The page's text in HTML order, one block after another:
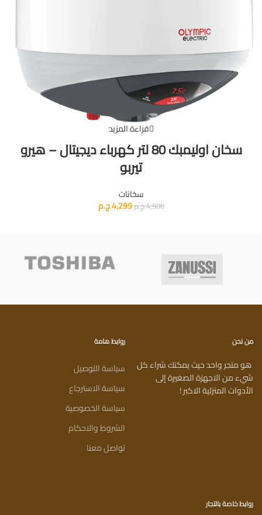
قراءة المزيد
سخان اوليمبك 80 لتر كهرباء ديجيتال – هيرو
تيربو
سخانات
4,900ج.م4,299ج.م
من نحن
هو متجر واحد حيث يمكنك شراء كل
شيء من الاجهزة الصغيرة إلى
الأدوات المنزلية الاكبر !
روابط هامة
سياسة التوصيل
سياسة الاسترجاع
سياسة الخصوصية
الشروط والاحكام
تواصل معنا
روابط خاصة بالتجار